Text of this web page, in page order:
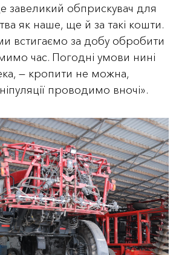
завеликий обприскувач для
як наше, ще й за такі кошти.
встигаємо за добу обробити
час. Погодні умови нині
— кропити не можна,
проводимо вночі».